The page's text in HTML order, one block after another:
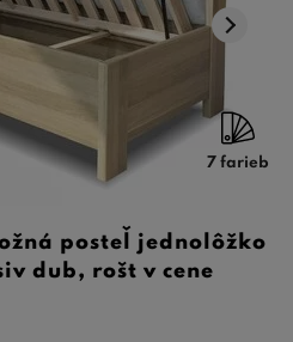
7 farieb
posteľ jednolôžko
dub, rošt v cene